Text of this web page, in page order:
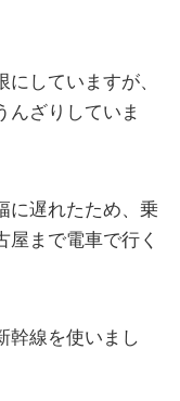
していますが、
んざりしていま
に遅れたため、乗
屋まで電車で行く
線を使いまし